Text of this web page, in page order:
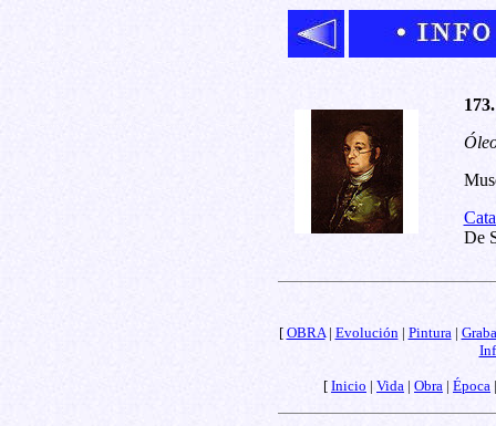
De
[ OBRA| Evolución| Pintura|
[ Inicio | Vida | Obra | Época